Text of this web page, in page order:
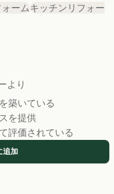
ームキッチンリフォー
より
築いている
を提供
評価されている
追加